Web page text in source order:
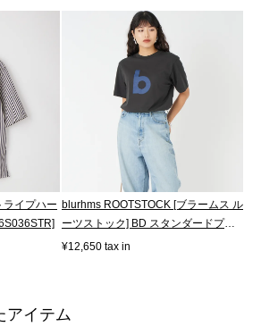
ライプハー blurhms ROOTSTOCK [ブラームス ル
ーツストック] BD スタンダードプリ
ントT...
¥12,650 tax in
アイテム